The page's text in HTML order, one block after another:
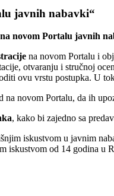
javnih nabavki“
novom Portalu javnih
na novom Portalu i
otvaranju i stručnoj
ovu vrstu postupka. U
novom Portalu, da ih
, kako bi zajedno sa
iskustvom u javnim
iskustvom od 14 godina u